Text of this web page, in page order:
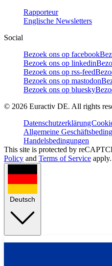
Rapporteur
Englische Newsletters
Social
Bezoek ons op facebook
Bezoek ons op linkedin
Bezoek ons op rss-feed
Bezoek ons op mastodon
Bezoek ons op bluesky
© 2026 Euractiv DE. All rights
Datenschutzerklärung
Allgemeine
Handelsbedingungen
This site is protected by
Policy and Terms of Service apply.
Deutsch